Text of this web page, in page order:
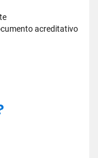
acreditativo